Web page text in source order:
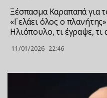
Ξέσπασμα Καραπαπά για
«Γελάει όλος ο
Ηλιόπουλο, τι έγραψε, τι
11/01/2026 22:46